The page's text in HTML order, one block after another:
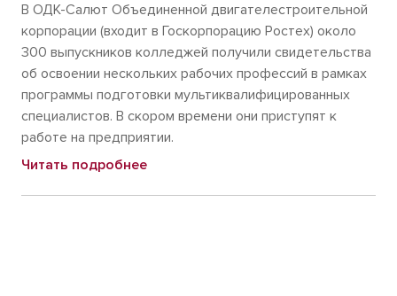
В ОДК-Салют Объединенной двигателестроительной
корпорации (входит в Госкорпорацию Ростех) около
300 выпускников колледжей получили свидетельства
об освоении нескольких рабочих профессий в рамках
программы подготовки мультиквалифицированных
специалистов. В скором времени они приступят к
работе на предприятии.
Читать подробнее